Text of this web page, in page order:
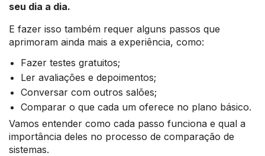
seu dia a dia.
E fazer isso também requer alguns passos que
aprimoram ainda mais a experiência, como:
Fazer testes gratuitos;
Ler avaliações e depoimentos;
Conversar com outros salões;
Comparar o que cada um oferece no plano básico.
Vamos entender como cada passo funciona e qual a
importância deles no processo de comparação de
sistemas.